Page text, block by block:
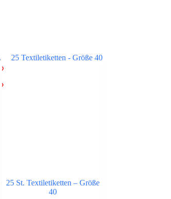
25 St. Textiletiketten – Größe
40